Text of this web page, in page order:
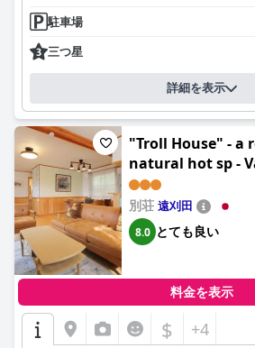
駐車場
三つ星
詳細を表示
"Troll House" -
natural hot sp -
54186v
別荘 遠刈田
8.0 とても良い
料金を表示
$ +4